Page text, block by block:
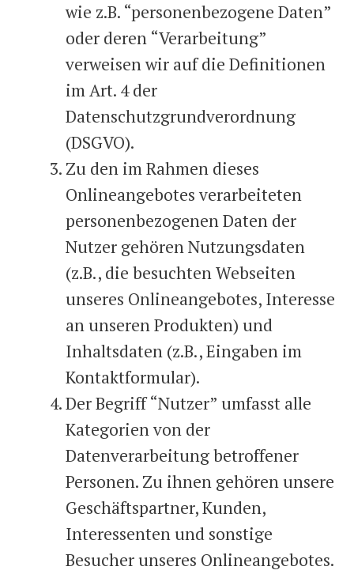
wie z.B. “personenbezogene Daten”
oder deren “Verarbeitung”
verweisen wir auf die Definitionen
im Art. 4 der
Datenschutzgrundverordnung
(DSGVO).
Zu den im Rahmen dieses
Onlineangebotes verarbeiteten
personenbezogenen Daten der
Nutzer gehören Nutzungsdaten
(z.B., die besuchten Webseiten
unseres Onlineangebotes, Interesse
an unseren Produkten) und
Inhaltsdaten (z.B., Eingaben im
Kontaktformular).
Der Begriff “Nutzer” umfasst alle
Kategorien von der
Datenverarbeitung betroffener
Personen. Zu ihnen gehören unsere
Geschäftspartner, Kunden,
Interessenten und sonstige
Besucher unseres Onlineangebotes.